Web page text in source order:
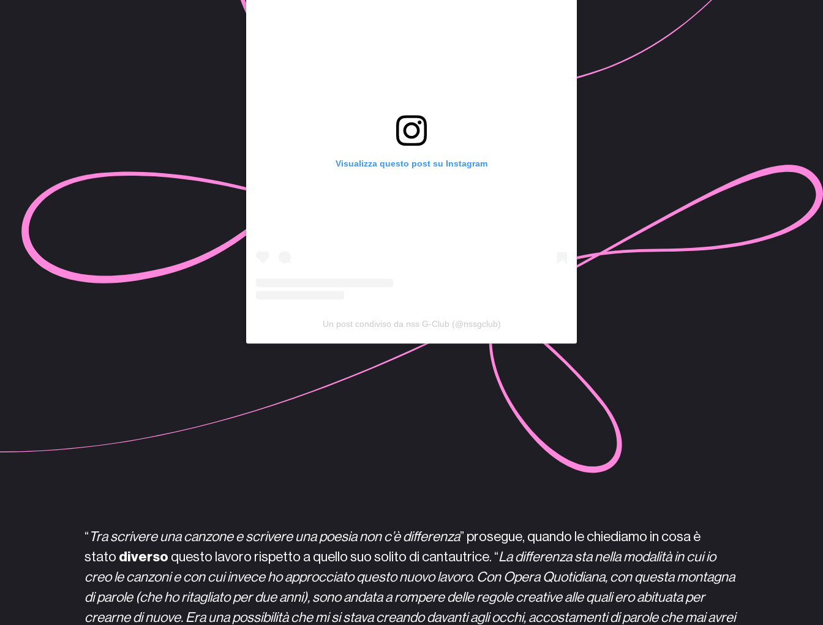
Visualizza questo post su Instagram
Un post condiviso da nss G-Club (@nssgclub)
“ Tra scrivere una canzone e scrivere una poesia non c’è differenza” prosegue, quando le chiediamo in cosa è
stato diverso questo lavoro rispetto a quello suo solito di cantautrice. “La differenza sta nella modalità in cui io
creo le canzoni e con cui invece ho approcciato questo nuovo lavoro. Con Opera Quotidiana, con questa montagna
di parole (che ho ritagliato per due anni), sono andata a rompere delle regole creative alle quali ero abituata per
crearne di nuove. Era una possibilità che mi si stava creando davanti agli occhi, accostamenti di parole che mai avrei